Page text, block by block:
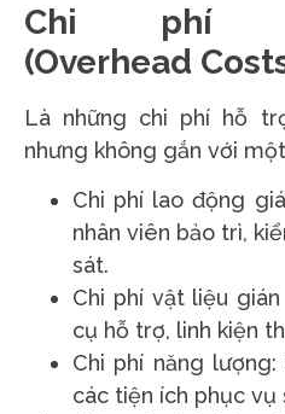
Chi phí
(Overhead
Là những chi phí hỗ
nhưng không gắn với
Chi phí lao động
nhân viên bảo trì,
sát.
Chi phí vật liệu
cụ hỗ trợ, linh kiện
Chi phí năng
các tiện ích phục vụ